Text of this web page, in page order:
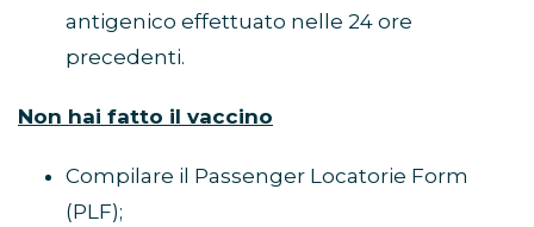
antigenico effettuato nelle 24 ore
precedenti.
Non hai fatto il vaccino
Compilare il Passenger Locatorie Form
(PLF);